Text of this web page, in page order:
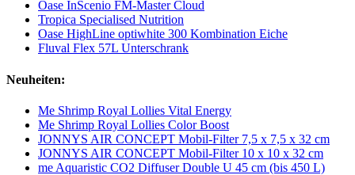
Oase InScenio FM-Master Cloud
Tropica Specialised Nutrition
Oase HighLine optiwhite 300 Kombination Eiche
Fluval Flex 57L Unterschrank
Neuheiten:
Me Shrimp Royal Lollies Vital Energy
Me Shrimp Royal Lollies Color Boost
JONNYS AIR CONCEPT Mobil-Filter 7,5 x 7,5 x 32 cm
JONNYS AIR CONCEPT Mobil-Filter 10 x 10 x 32 cm
me Aquaristic CO2 Diffuser Double U 45 cm (bis 450 L)